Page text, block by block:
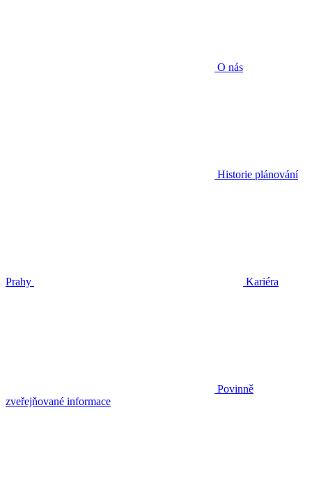
O nás
Historie plánování
Prahy Kariéra
Povinně
zveřejňované informace